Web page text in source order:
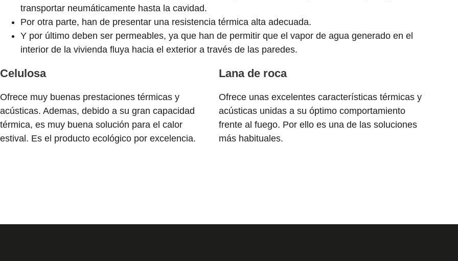
transportar neumáticamente hasta la cavidad.
Por otra parte, han de presentar una resistencia térmica alta adecuada.
Y por último deben ser permeables, ya que han de permitir que el vapor de agua generado en el
interior de la vivienda fluya hacia el exterior a través de las paredes.
Celulosa
Ofrece muy buenas prestaciones térmicas y
acústicas. Ademas, debido a su gran capacidad
térmica, es muy buena solución para el calor
estival. Es el producto ecológico por excelencia.
Lana de roca
Ofrece unas excelentes características térmicas y
acústicas unidas a su óptimo comportamiento
frente al fuego. Por ello es una de las soluciones
más habituales.